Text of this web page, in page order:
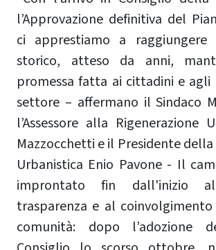
l’Approvazione definitiva del
ci apprestiamo a
storico, atteso da anni,
promessa fatta ai cittadini e
settore – affermano il Sindaco
l’Assessore alla Rigenerazione
Mazzocchetti e il Presidente
Urbanistica Enio Pavone - Il
improntato fin dall'inizio
trasparenza e al
comunità: dopo l’adozione